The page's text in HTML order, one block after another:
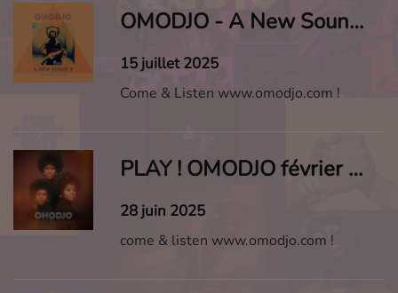
OMODJO - A New Sound #2
15 juillet 2025
Come & Listen www.omodjo.com !
PLAY ! OMODJO février avril 2025
28 juin 2025
come & listen www.omodjo.com !